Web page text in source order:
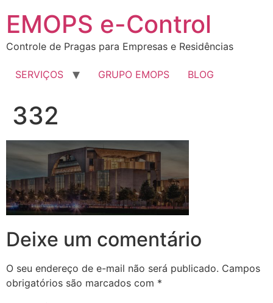
EMOPS e-Control
Controle de Pragas para Empresas e Residências
SERVIÇOS GRUPO EMOPS BLOG
332
Deixe um comentário
O seu endereço de e-mail não será publicado. Campos
obrigatórios são marcados com *